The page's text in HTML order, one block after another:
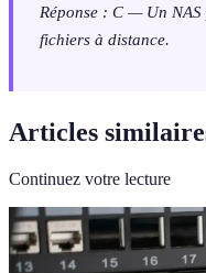
Réponse : C — Un
fichiers à distance.
Articles
Continuez votre lecture